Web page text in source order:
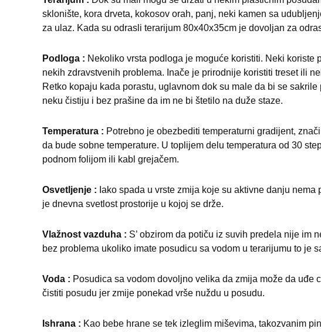
sklonište, kora drveta, kokosov orah, panj, neki kamen sa
za ulaz. Kada su odrasli terarijum 80x40x35cm je dovoljan za
Podloga : Nekoliko vrsta podloga je moguće koristiti. Neki
nekih zdravstvenih problema. Inače je prirodnije koristiti treset ili
Retko kopaju kada porastu, uglavnom dok su male da bi se
neku čistiju i bez prašine da im ne bi štetilo na duže staze.
Temperatura : Potrebno je obezbediti temperaturni gradijent,
da bude sobne temperature. U toplijem delu temperatura od 30
podnom folijom ili kabl grejačem.
Osvetljenje : Iako spada u vrste zmija koje su aktivne danju
je dnevna svetlost prostorije u kojoj se drže.
Vlažnost vazduha : S’ obzirom da potiču iz suvih predela nije im
bez problema ukoliko imate posudicu sa vodom u terarijumu to je
Voda : Posudica sa vodom dovoljno velika da zmija može da uđe
čistiti posudu jer zmije ponekad vrše nuždu u posudu.
Ishrana : Kao bebe hrane se tek izleglim miševima, takozvanim